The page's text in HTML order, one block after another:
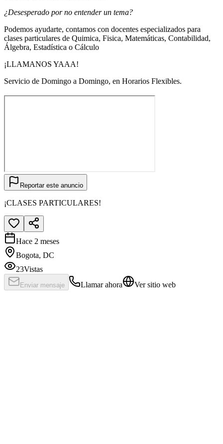
¿Desesperado por no entender un tema?
Podemos ayudarte, contamos con docentes especializados para
clases particulares de Quimica, Fisica, Matemáticas, Contabilidad,
Álgebra, Estadística o Cálculo
¡LLAMANOS YAAA!
Servicio de Domingo a Domingo, en Horarios Flexibles.
Reportar este anuncio
¡CLASES PARTICULARES!
Hace 2 meses
Bogota, DC
23Vistas
Enviar mensaje Llamar ahora Ver sitio web